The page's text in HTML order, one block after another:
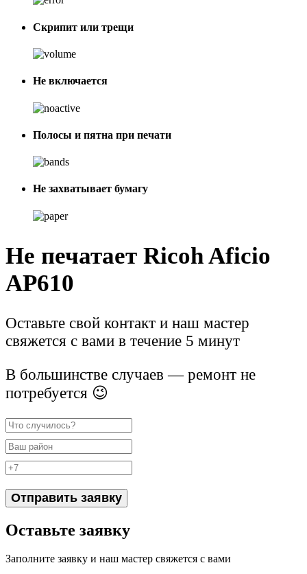
Скрипит или трещи
Не включается
Полосы и пятна при печати
Не захватывает бумагу
Не печатает Ricoh Aficio
AP610
Оставьте свой контакт и наш мастер
свяжется с вами в течение 5 минут
В большинстве случаев — ремонт не
потребуется 😉
Отправить заявку
Оставьте заявку
Заполните заявку и наш мастер свяжется с вами